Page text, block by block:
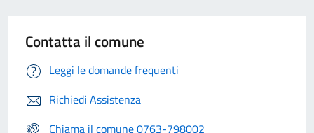
Contatta il comune
Leggi le domande frequenti
Richiedi Assistenza
Chiama il comune 0763-798002